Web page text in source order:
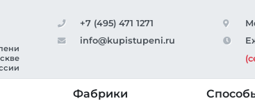
+7 (495) 471 1271
info@kupistupeni.ru
Фабрики